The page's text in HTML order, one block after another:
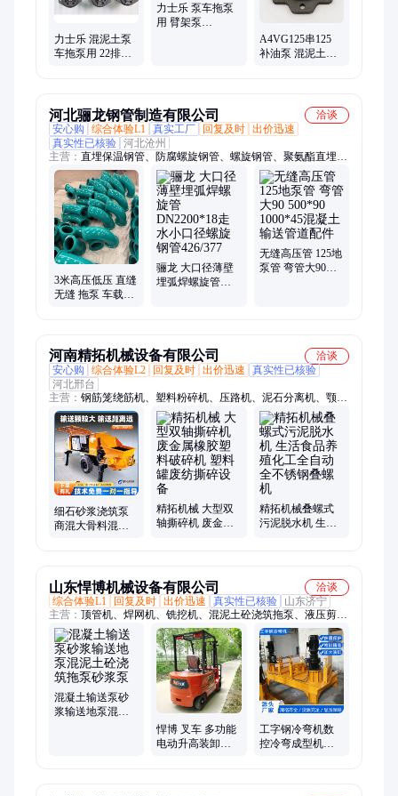
力士乐 混泥土泵
车拖泵用 22排量
力士乐 泵车拖泵
用 臂架泵
A4VG125串125
补油泵 混泥土泵
河北骊龙钢管制造有限公司
洽谈
安心购
综合体验L1 真实工厂 回复及时 出价迅速
真实性已核验 河北沧州
主营： 直埋保温钢管、防腐螺旋钢管、螺旋钢管、聚氨酯直埋保
温钢管、涂塑钢管、3pe防腐螺旋钢管、大口径涂塑钢管、矿用
双抗涂塑复合钢管、防腐无縫钢管、聚氨酯发泡保温管、预制直
埋保温管、厚壁螺旋焊管生产、国标螺旋焊管生产、防腐钢管、
地泵管、布料机、泵管管卡、泵车耐磨弯头、泵车耐磨管、泵车
搅拌站筛网、保温钢管
3米高压低压 直缝
无缝 拖泵 车载泵
骊龙 大口径薄壁
埋弧焊螺旋管
无缝高压管 125地
泵管 弯管大90
河南精拓机械设备有限公司
洽谈
安心购
综合体验L2 回复及时 出价迅速
真实性已核验
河北邢台
主营： 钢筋笼绕筋机、塑料粉碎机、压路机、泥石分离机、颚式
破碎机、锤式破碎机、粉土机、振动筛沙机、粮食烘干机、软管
泵、卧式打包机、双轴撕碎机、铜米机、金属压块机、龙门剪切
机、五机头、抛丸机、铣刨机、摊铺机、钢筋弯曲中心、钢筋加
工锯床、喷播机、装载机扫地机、马路吹风机、绿篱修剪机
细石砂浆浇筑泵
商混大骨料混凝
精拓机械 大型双
轴撕碎机 废金属
精拓机械叠螺式
污泥脱水机 生活
山东悍博机械设备有限公司
洽谈
综合体验L1
回复及时 出价迅速 真实性已核验
山东济宁
主营： 顶管机、焊网机、铣挖机、混泥土砼浇筑拖泵、液压剪、
平板夯、破碎锤、玻璃吸盘、粉碎钳、劈裂机、等离子切割机、
锚索切割机、扫地车、截桩机、挖机打桩机、板换夹紧器、劈裂
棒、生物质燃烧机、智能张拉设备、制氮机、污水处理设备、螺
旋钻机、喷砂机、渣浆泵、柴油泵车、液压扳手
混凝土输送泵砂
浆输送地泵混泥
悍博 叉车 多功能
电动升高装卸车
工字钢冷弯机数
控冷弯成型机桥